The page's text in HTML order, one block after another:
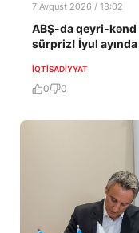
7 Avqust 2026 / 18:02
ABŞ-da qeyri-
sürpriz! İyul
İQTISADIYYAT
0 0